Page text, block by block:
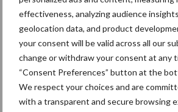
effectiveness, analyzing audience
geolocation data, and product
your consent will be valid across all our
change or withdraw your consent at any
“Consent Preferences” button at the
We respect your choices and are
with a transparent and secure browsing
marktaandeel
krimpende
markt
Themapagina's